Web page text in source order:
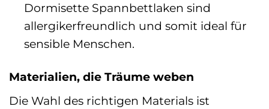
Dormisette Spannbettlaken sind
allergikerfreundlich und somit ideal für
sensible Menschen.
Materialien, die Träume weben
Die Wahl des richtigen Materials ist